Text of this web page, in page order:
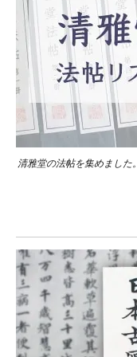
清雅堂の法帖を集めました。